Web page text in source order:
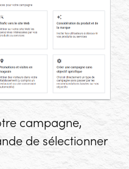
campagne,
de sélectionner